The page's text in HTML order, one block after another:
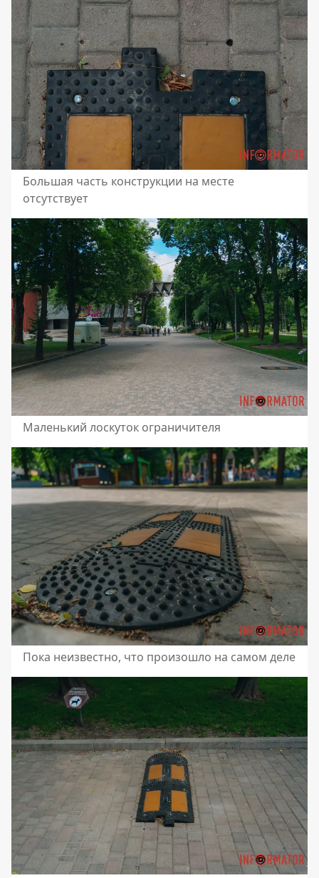
Большая часть конструкции на месте
отсутствует
Маленький лоскуток ограничителя
Пока неизвестно, что произошло на самом деле